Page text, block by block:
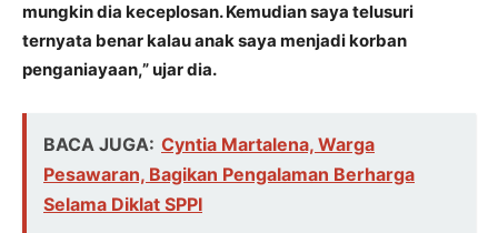
mungkin dia keceplosan. Kemudian saya telusuri
ternyata benar kalau anak saya menjadi korban
penganiayaan,” ujar dia.
BACA JUGA: Cyntia Martalena, Warga
Pesawaran, Bagikan Pengalaman Berharga
Selama Diklat SPPI